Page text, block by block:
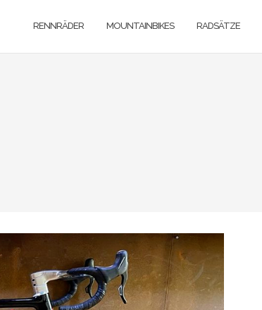
RENNRÄDER MOUNTAINBIKES RADSÄTZE